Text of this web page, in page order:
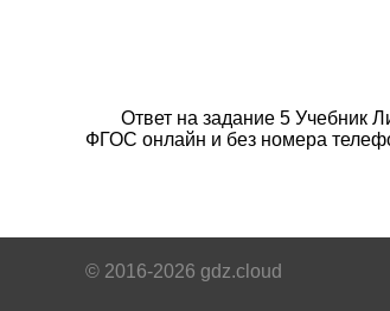
Ответ на задание 5 Учебник
ФГОС онлайн и без номера
© 2016-2026 gdz.cloud